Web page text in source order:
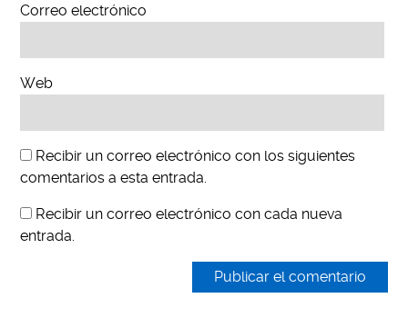
Correo electrónico
Web
Recibir un correo electrónico con los siguientes
comentarios a esta entrada.
Recibir un correo electrónico con cada nueva
entrada.